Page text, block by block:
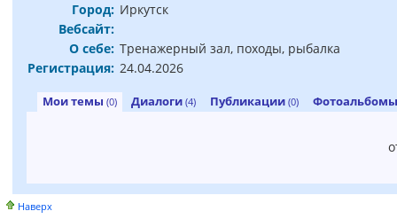
Город: Иркутск
Вебсайт:
О себе: Тренажерный зал, походы, рыбалка
Регистрация: 24.04.2026
Мои темы (0) Диалоги (4) Публикации (0)
Наверх